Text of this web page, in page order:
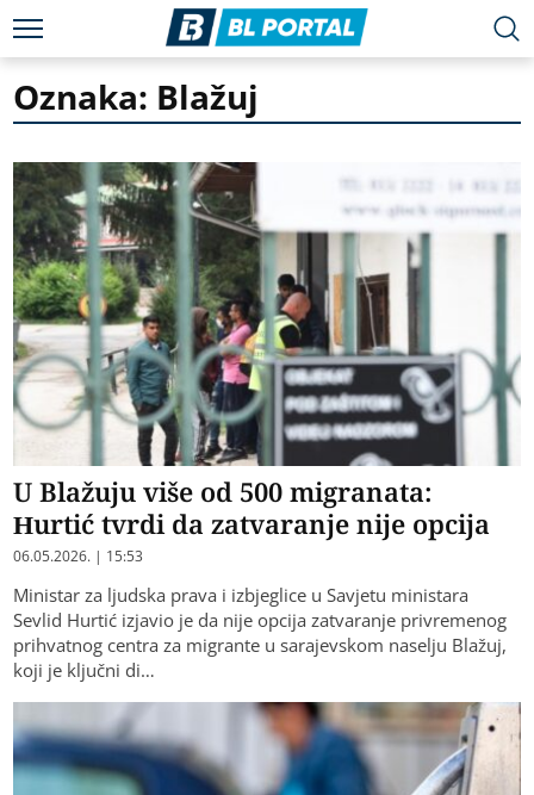
Oznaka: Blažuj
U Blažuju više od 500 migranata:
Hurtić tvrdi da zatvaranje nije opcija
06.05.2026. | 15:53
Ministar za ljudska prava i izbjeglice u Savjetu ministara
Sevlid Hurtić izjavio je da nije opcija zatvaranje privremenog
prihvatnog centra za migrante u sarajevskom naselju Blažuj,
koji je ključni di…